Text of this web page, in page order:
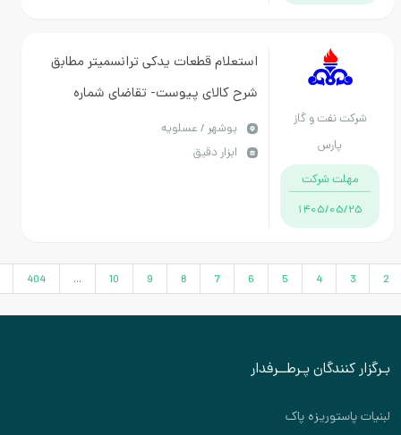
و گاز
استعلام قطعات یدکی ترانسمیتر مطابق
شرح کالای پیوست- تقاضای شماره
0150227بوشهر / عسلویه
4
5
6
7
8
9
10
404
پـرطــرفدار
پاک